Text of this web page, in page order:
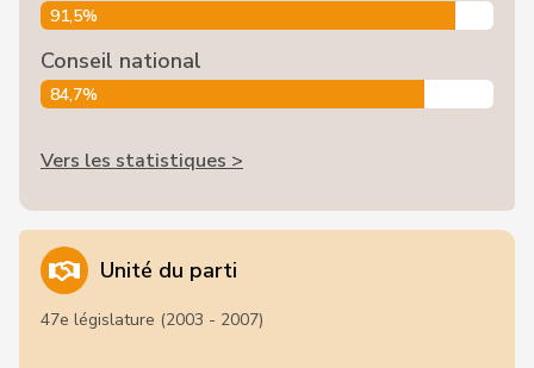
91,5%
Conseil national
84,7%
Vers les statistiques >
Unité du parti
47e législature (2003 - 2007)